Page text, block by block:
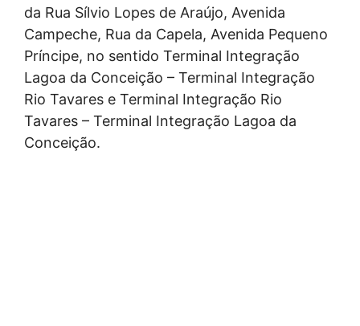
da Rua Sílvio Lopes de Araújo, Avenida
Campeche, Rua da Capela, Avenida Pequeno
Príncipe, no sentido Terminal Integração
Lagoa da Conceição – Terminal Integração
Rio Tavares e Terminal Integração Rio
Tavares – Terminal Integração Lagoa da
Conceição.